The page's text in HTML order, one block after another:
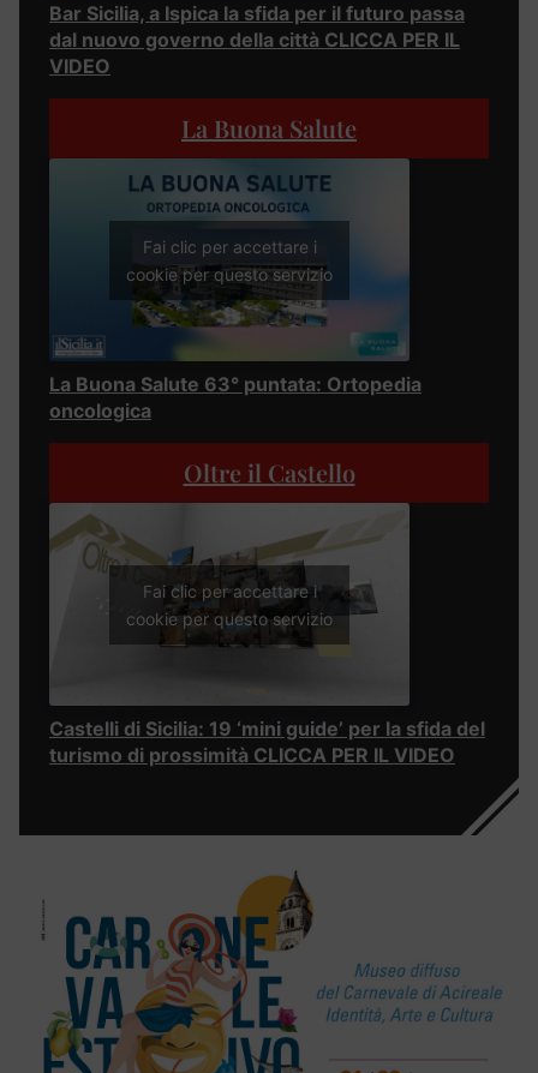
Bar Sicilia, a Ispica la sfida per il futuro passa
dal nuovo governo della città CLICCA PER IL
VIDEO
La Buona Salute
Fai clic per accettare i
cookie per questo servizio
La Buona Salute 63° puntata: Ortopedia
oncologica
Oltre il Castello
Fai clic per accettare i
cookie per questo servizio
Castelli di Sicilia: 19 ‘mini guide’ per la sfida del
turismo di prossimità CLICCA PER IL VIDEO